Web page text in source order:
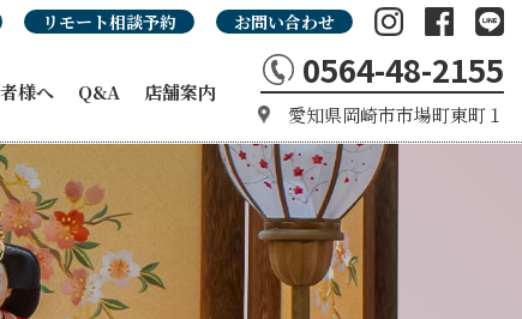
リモート相談予約 お問い合わせ
様へ
み
ログ
グ
タログ
Q&A 店舗案内
0564-48-2155
愛知県岡崎市市場町東町１